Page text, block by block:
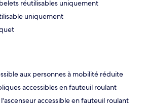
réutilisables uniquement
uniquement
aux personnes à mobilité réduite
accessibles en fauteuil roulant
accessible en fauteuil roulant